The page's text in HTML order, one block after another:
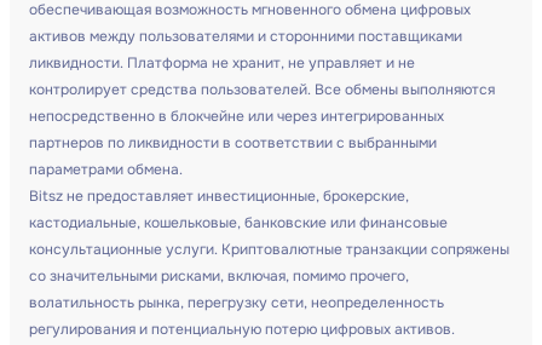
обеспечивающая возможность мгновенного обмена цифровых
активов между пользователями и сторонними поставщиками
ликвидности. Платформа не хранит, не управляет и не
контролирует средства пользователей. Все обмены выполняются
непосредственно в блокчейне или через интегрированных
партнеров по ликвидности в соответствии с выбранными
параметрами обмена.
Bitsz не предоставляет инвестиционные, брокерские,
кастодиальные, кошельковые, банковские или финансовые
консультационные услуги. Криптовалютные транзакции сопряжены
со значительными рисками, включая, помимо прочего,
волатильность рынка, перегрузку сети, неопределенность
регулирования и потенциальную потерю цифровых активов.